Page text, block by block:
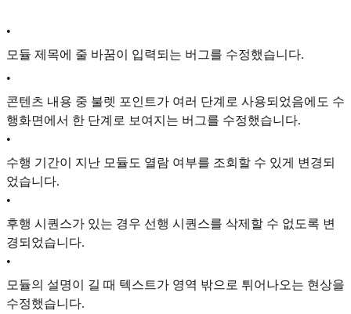
•
모듈 제목에 줄 바꿈이 입력되는 버그를 수정했습니다.
•
콘텐츠 내용 중 불렛 포인트가 여러 단계로 사용되었음에도 수
행화면에서 한 단계로 보여지는 버그를 수정했습니다.
•
수행 기간이 지난 모듈도 열람 여부를 조회할 수 있게 변경되
었습니다.
•
후행 시퀀스가 있는 경우 선행 시퀀스를 삭제할 수 없도록 변
경되었습니다.
•
모듈의 설명이 길 때 텍스트가 영역 밖으로 튀어나오는 현상을
수정했습니다.